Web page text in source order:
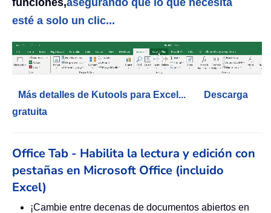
esté a solo un clic...
Más detalles de Kutools para Excel...
Descarga
gratuita
Office Tab - Habilita la lectura y edición con
pestañas en Microsoft Office (incluido
Excel)
¡Cambie entre decenas de documentos abiertos en